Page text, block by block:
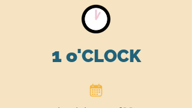
1 o'CLOCK